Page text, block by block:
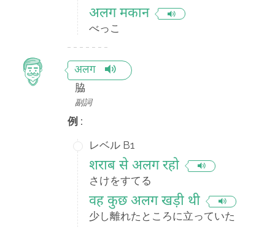
अलग मकान
べっこ
अलग
脇
副詞
例 :
レベル B1
शराब से अलग रहो
さけをすてる
वह कुछ अलग खड़ी थी
少し離れたところに立っていた